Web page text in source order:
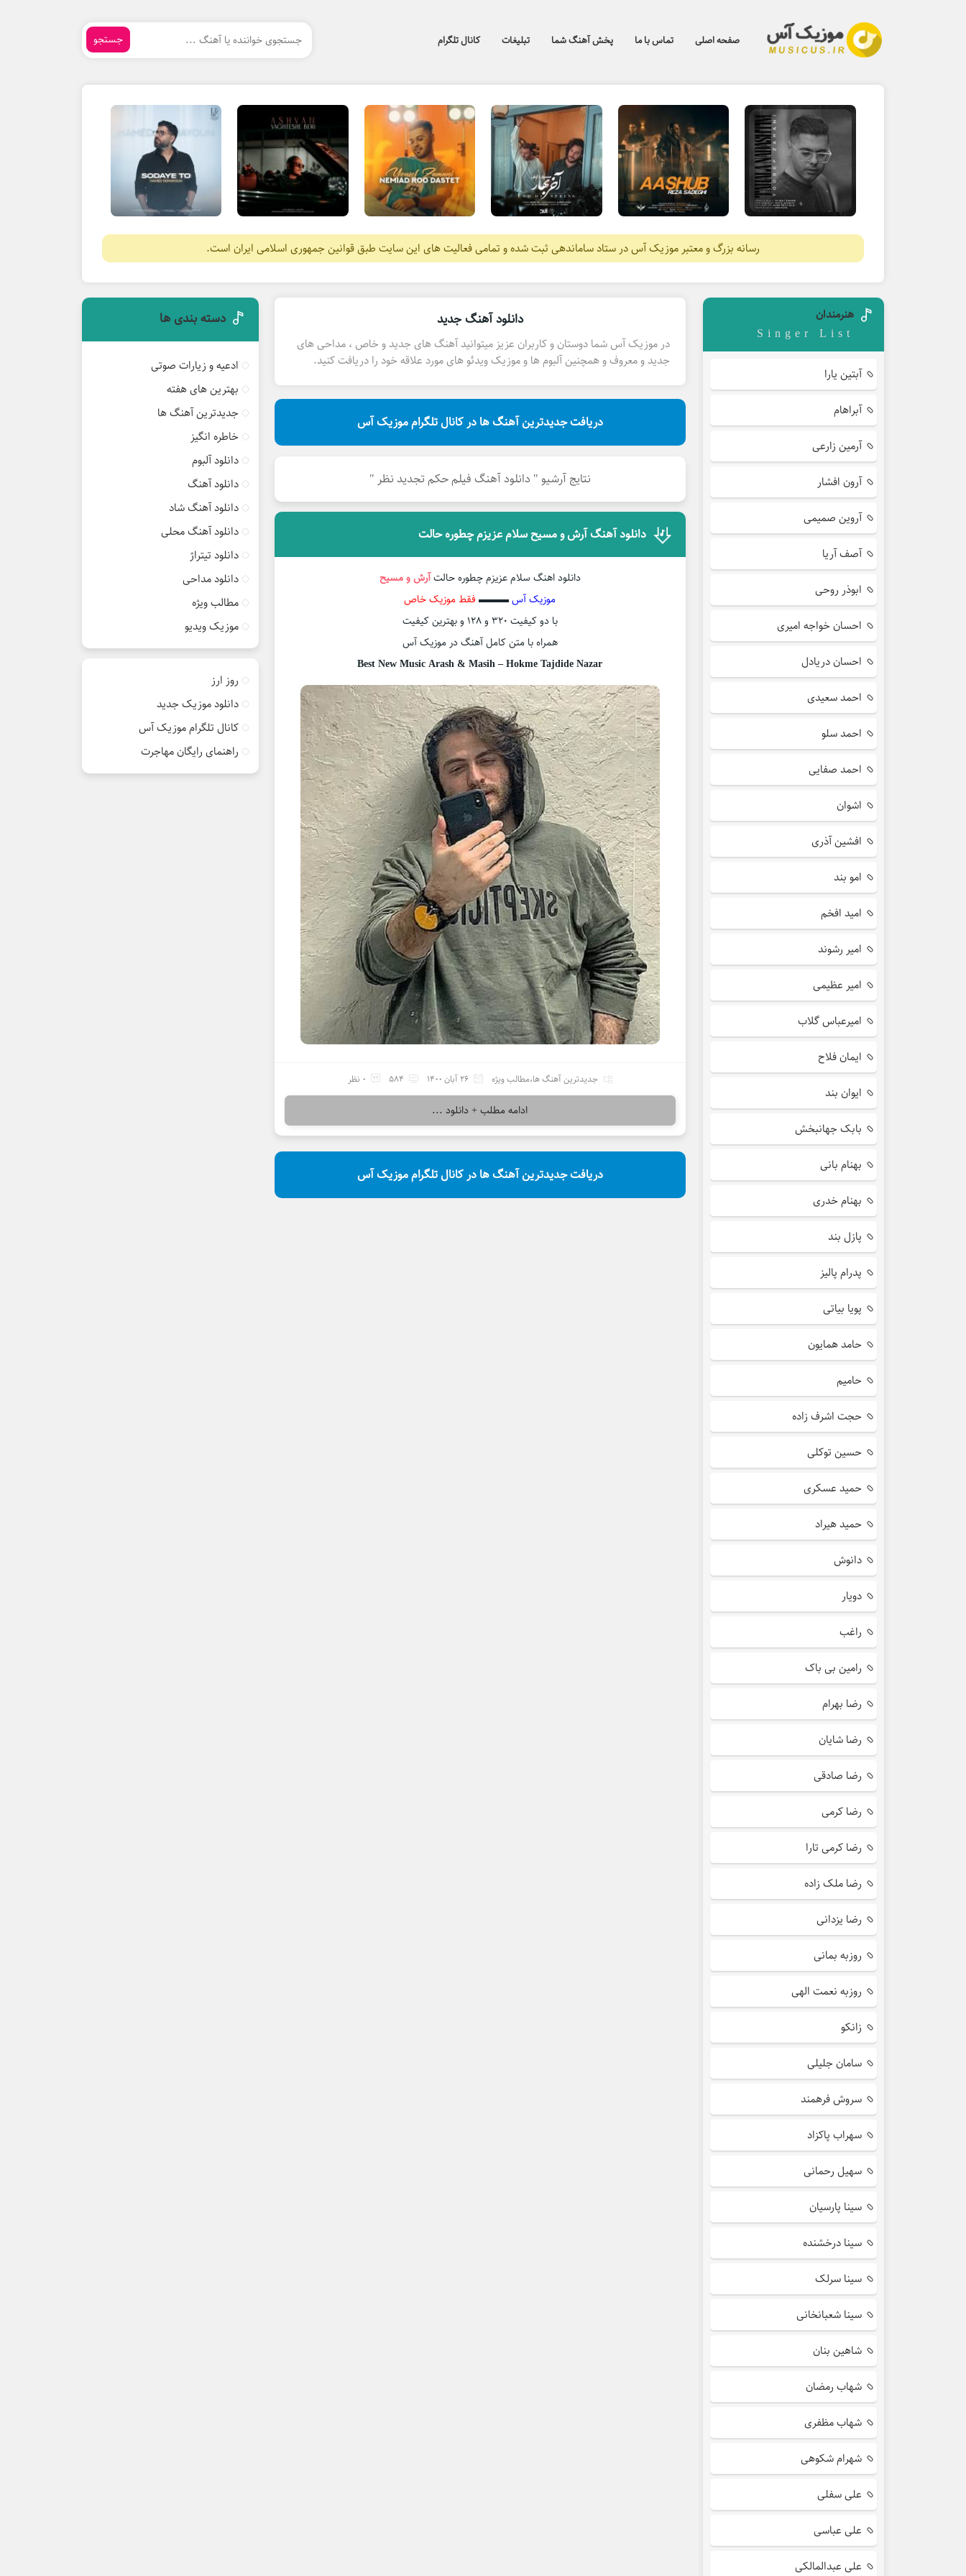
صفحه اصلی تماس با ما پخش آهنگ شما تبلیغات کانال تلگرام جستجو
رسانه بزرگ و معتبر موزیک آس در ستاد ساماندهی ثبت شده و تمامی فعالیت های این سایت طبق قوانین جمهوری اسلامی ایران است.
دانلود آهنگ جدید
در موزیک آس شما دوستان و کاربران عزیز میتوانید آهنگ های جدید و خاص ، مداحی های
جدید و معروف و همچنین آلبوم ها و موزیک ویدئو های مورد علاقه خود را دریافت کنید.
دریافت جدیدترین آهنگ ها در کانال تلگرام موزیک آس
نتایج آرشیو " دانلود آهنگ فیلم حکم تجدید نظر "
دانلود آهنگ آرش و مسیح سلام عزیزم چطوره حالت
دانلود اهنگ سلام عزیزم چطوره حالتآرش و مسیح
موزیک آس▬▬▬ فقط موزیک خاص
با دو کیفیت ۳۲۰ و ۱۲۸ و بهترین کیفیت
همراه با متن کامل آهنگ در موزیک آس
Best New Music Arash & Masih – Hokme Tajdide Nazar
جدیدترین آهنگ ها،مطالب ویژه 26 آبان 1400 584 0 نظر
ادامه مطلب + دانلود ...
دریافت جدیدترین آهنگ ها در کانال تلگرام موزیک آس
هنرمندان
Singer List
آبتین یارا
آبراهام
آرمین زارعی
آرون افشار
آروین صمیمی
آصف آریا
ابوذر روحی
احسان خواجه امیری
احسان دریادل
احمد سعیدی
احمد سلو
احمد صفایی
اشوان
افشین آذری
امو بند
امید افخم
امیر رشوند
امیر عظیمی
امیرعباس گلاب
ایمان فلاح
ایوان بند
بابک جهانبخش
بهنام بانی
بهنام خدری
پازل بند
پدرام پالیز
پویا بیاتی
حامد همایون
حامیم
حجت اشرف زاده
حسین توکلی
حمید عسکری
حمید هیراد
دانوش
دویار
راغب
رامین بی باک
رضا بهرام
رضا شایان
رضا صادقی
رضا کرمی
رضا کرمی تارا
رضا ملک زاده
رضا یزدانی
روزبه بمانی
روزبه نعمت الهی
زانکو
سامان جلیلی
سروش فرهمند
سهراب پاکزاد
سهیل رحمانی
سینا پارسیان
سینا درخشنده
سینا سرلک
سینا شعبانخانی
شاهین بنان
شهاب رمضان
شهاب مظفری
شهرام شکوهی
علی سفلی
علی عباسی
علی عبدالمالکی
دسته بندی ها
ادعیه و زیارات صوتی
بهترین های هفته
جدیدترین آهنگ ها
خاطره انگیز
دانلود آلبوم
دانلود آهنگ
دانلود آهنگ شاد
دانلود آهنگ محلی
دانلود تیتراژ
دانلود مداحی
مطالب ویژه
موزیک ویدیو
روز ارز
دانلود موزیک جدید
کانال تلگرام موزیک آس
راهنمای رایگان مهاجرت